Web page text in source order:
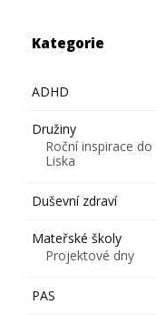
Kategorie
ADHD
Družiny
Roční inspirace
Liska
Duševní zdraví
Mateřské školy
Projektové dny
PAS